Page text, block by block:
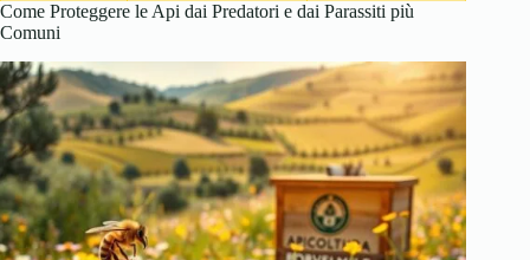
Come Proteggere le Api dai Predatori e dai Parassiti più
Comuni